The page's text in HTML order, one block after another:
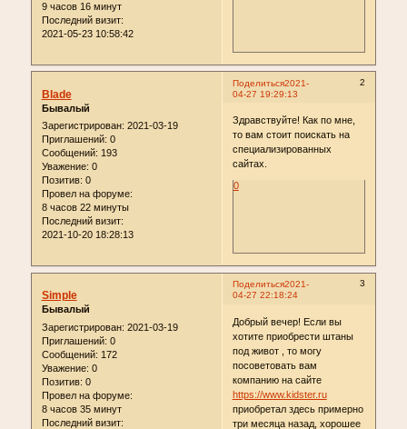
9 часов 16 минут
Последний визит:
2021-05-23 10:58:42
Поделиться 2
2021-
04-27 19:29:13
Blade
Бывалый
Зарегистрирован: 2021-03-19
Приглашений: 0
Сообщений: 193
Уважение: 0
Позитив: 0
Провел на форуме:
8 часов 22 минуты
Последний визит:
2021-10-20 18:28:13
Здравствуйте! Как по мне,
то вам стоит поискать на
специализированных
сайтах.
0
Поделиться 3
2021-
04-27 22:18:24
Simple
Бывалый
Зарегистрирован: 2021-03-19
Приглашений: 0
Сообщений: 172
Уважение: 0
Позитив: 0
Провел на форуме:
8 часов 35 минут
Последний визит:
Добрый вечер! Если вы
хотите приобрести штаны
под живот , то могу
посоветовать вам
компанию на сайте
https://www.kidster.ru
приобретал здесь примерно
три месяца назад, хорошее